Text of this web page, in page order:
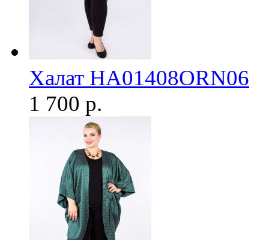
Халат HA01408ORN06
1 700 р.